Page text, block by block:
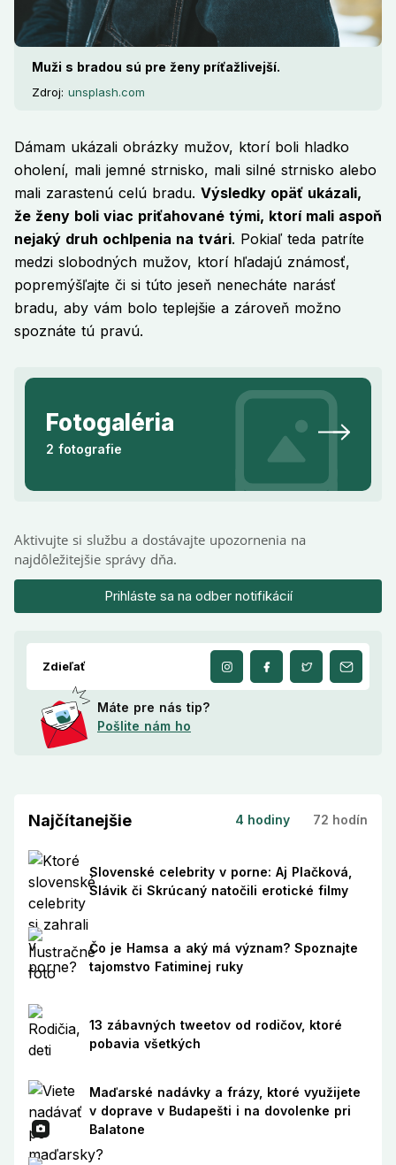
Muži s bradou sú pre ženy príťažlivejší.
Zdroj: unsplash.com
Dámam ukázali obrázky mužov, ktorí boli hladko
oholení, mali jemné strnisko, mali silné strnisko alebo
mali zarastenú celú bradu. Výsledky opäť ukázali,
že ženy boli viac priťahované tými, ktorí mali aspoň
nejaký druh ochlpenia na tvári. Pokiaľ teda patríte
medzi slobodných mužov, ktorí hľadajú známosť,
popremýšľajte či si túto jeseň nenecháte narásť
bradu, aby vám bolo teplejšie a zároveň možno
spoznáte tú pravú.
Fotogaléria
2 fotografie
Aktivujte si službu a dostávajte upozornenia na
najdôležitejšie správy dňa.
Prihláste sa na odber notifikácií
Zdieľať
Máte pre nás tip?
Pošlite nám ho
Najčítanejšie 4 hodiny 72 hodín
Slovenské celebrity v porne: Aj Plačková,
Slávik či Skrúcaný natočili erotické filmy
Čo je Hamsa a aký má význam? Spoznajte
tajomstvo Fatiminej ruky
13 zábavných tweetov od rodičov, ktoré
pobavia všetkých
Maďarské nadávky a frázy, ktoré využijete
v doprave v Budapešti i na dovolenke pri
Balatone